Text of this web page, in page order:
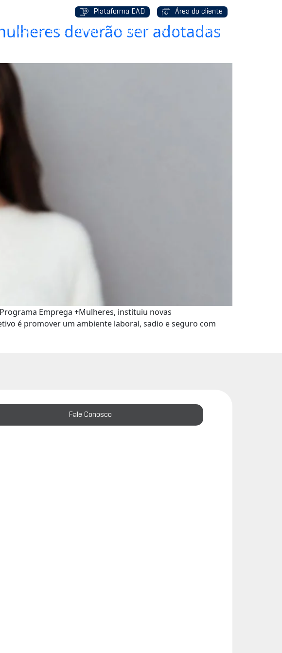
Plataforma EAD Área do cliente
UNIDADES BLOG CONTATO ORÇAMENTO TRABALHE CONOSCO
deverão ser adotadas
Emprega +Mulheres, instituiu novas
é promover um ambiente laboral, sadio e seguro com
Fale Conosco